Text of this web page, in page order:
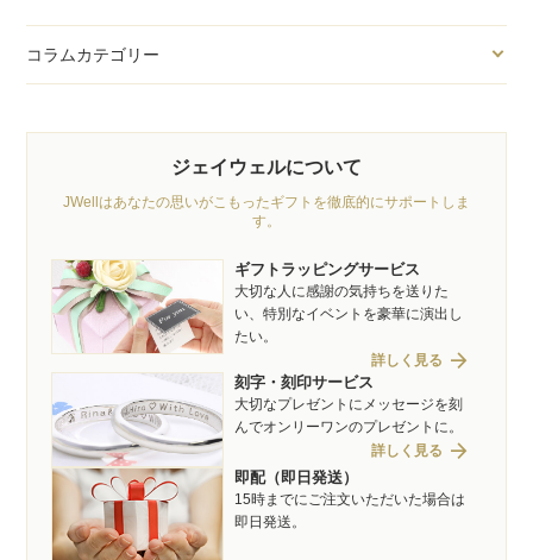
コラムカテゴリー
ジェイウェルについて
JWellはあなたの思いがこもったギフトを徹底的にサポートしま
す。
ギフトラッピングサービス
大切な人に感謝の気持ちを送りた
い、特別なイベントを豪華に演出し
たい。
詳しく見る arrow_forward
刻字・刻印サービス
大切なプレゼントにメッセージを刻
んでオンリーワンのプレゼントに。
詳しく見る arrow_forward
即配（即日発送）
15時までにご注文いただいた場合は
即日発送。